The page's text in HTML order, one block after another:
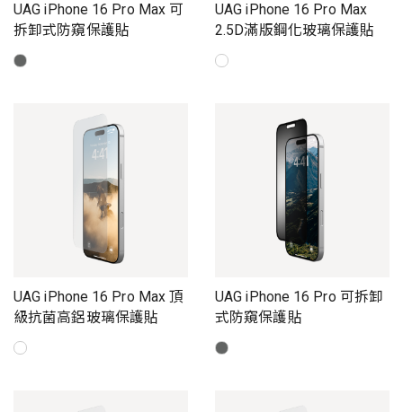
UAG iPhone 16 Pro Max 可
拆卸式防窺保護貼
UAG iPhone 16 Pro Max
2.5D滿版鋼化玻璃保護貼
UAG iPhone 16 Pro Max 頂
級抗菌高鋁玻璃保護貼
UAG iPhone 16 Pro 可拆卸
式防窺保護貼